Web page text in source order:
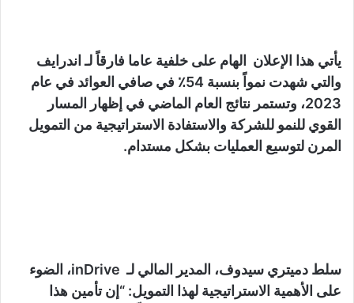
يأتي هذا الإعلان الهام على خلفية عاما فارقاً لـ اندرايف
والتي شهدت نمواً بنسبة 54٪ في صافي العوائد في عام
2023، وتستمر نتائج العام الماضي في إظهار المسار
القوي للنمو للشركة والاستفادة الاستراتيجية من التمويل
المرن لتوسيع العمليات بشكل مستدام.
سلط دميتري سيدوف، المدير المالي لـ inDrive، الضوء
على الأهمية الاستراتيجية لهذا التمويل: “إن تأمين هذا